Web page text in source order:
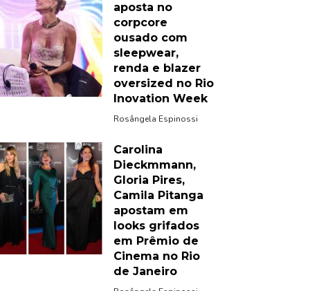
aposta no
corpcore
ousado com
sleepwear,
renda e blazer
oversized no Rio
Inovation Week
Rosângela Espinossi
Carolina
Dieckmmann,
Gloria Pires,
Camila Pitanga
apostam em
looks grifados
em Prêmio de
Cinema no Rio
de Janeiro